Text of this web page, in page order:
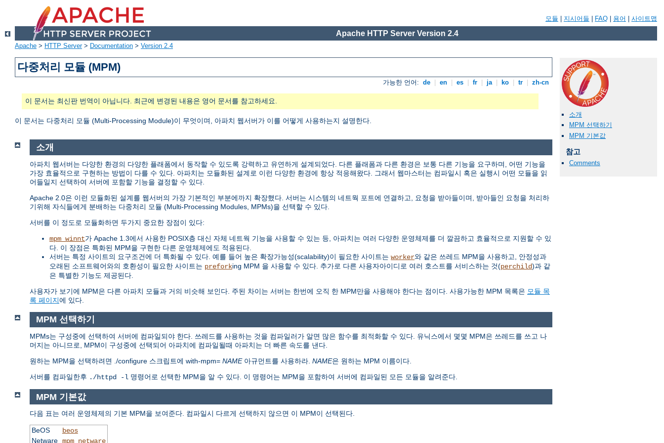
모듈 지시어들 FAQ 용어 사이트맵
Apache HTTP Server Version 2.4
Apache > HTTP Server> Documentation > Version 2.4
다중처리 모듈 (MPM)
가능한 언어: de en es fr ja ko tr zh-cn
이 문서는 최신판 번역이 아닙니다. 최근에 변경된 내용은 영어 문서를 참고하세요.
이 문서는 다중처리 모듈 (Multi-Processing Module)이 무엇이며, 아파치 웹서버가 이를 어떻게 사용하는지 설명한다.
소개
MPM 선택하기
MPM 기본값
참고
Comments
소개
아파치 웹서버는 다양한 환경의 다양한 플래폼에서 동작할 수 있도록 강력하고 유연하게 설계되었다. 다른 플래폼과 다른 환경은 보통 다른 기능을 요구하며, 어떤 기능을
가장 효율적으로 구현하는 방법이 다를 수 있다. 아파치는 모듈화된 설계로 이런 다양한 환경에 항상 적응해왔다. 그래서 웹마스터는 컴파일시 혹은 실행시 어떤 모듈을 읽
어들일지 선택하여 서버에 포함할 기능을 결정할 수 있다.
Apache 2.0은 이런 모듈화된 설계를 웹서버의 가장 기본적인 부분에까지 확장했다. 서버는 시스템의 네트웍 포트에 연결하고, 요청을 받아들이며, 받아들인 요청을 처리하
기위해 자식들에게 분배하는 다중처리 모듈 (Multi-Processing Modules, MPMs)을 선택할 수 있다.
서버를 이 정도로 모듈화하면 두가지 중요한 장점이 있다:
mpm_winnt가 Apache 1.3에서 사용한 POSIX층 대신 자체 네트웍 기능을 사용할 수 있는 등, 아파치는 여러 다양한 운영체제를 더 깔끔하고 효율적으로 지원할 수 있
다. 이 장점은 특화된 MPM을 구현한 다른 운영체제에도 적용된다.
서버는 특정 사이트의 요구조건에 더 특화될 수 있다. 예를 들어 높은 확장가능성(scalability)이 필요한 사이트는 worker와 같은 쓰레드 MPM을 사용하고, 안정성과
오래된 소프트웨어와의 호환성이 필요한 사이트는 preforking MPM 을 사용할 수 있다. 추가로 다른 사용자아이디로 여러 호스트를 서비스하는 것(perchild)과 같
은 특별한 기능도 제공된다.
사용자가 보기에 MPM은 다른 아파치 모듈과 거의 비슷해 보인다. 주된 차이는 서버는 한번에 오직 한 MPM만을 사용해야 한다는 점이다. 사용가능한 MPM 목록은 모듈 목
록 페이지에 있다.
MPM 선택하기
MPMs는 구성중에 선택하여 서버에 컴파일되야 한다. 쓰레드를 사용하는 것을 컴파일러가 알면 많은 함수를 최적화할 수 있다. 유닉스에서 몇몇 MPM은 쓰레드를 쓰고 나
머지는 아니므로, MPM이 구성중에 선택되어 아파치에 컴파일될때 아파치는 더 빠른 속도를 낸다.
원하는 MPM을 선택하려면 ./configure 스크립트에 with-mpm= NAME아규먼트를 사용하라. NAME은 원하는 MPM 이름이다.
서버를 컴파일한후 ./httpd -l 명령어로 선택한 MPM을 알 수 있다. 이 명령어는 MPM을 포함하여 서버에 컴파일된 모든 모듈을 알려준다.
MPM 기본값
다음 표는 여러 운영체제의 기본 MPM을 보여준다. 컴파일시 다르게 선택하지 않으면 이 MPM이 선택된다.
BeOS
beos
Netware mpm_netware